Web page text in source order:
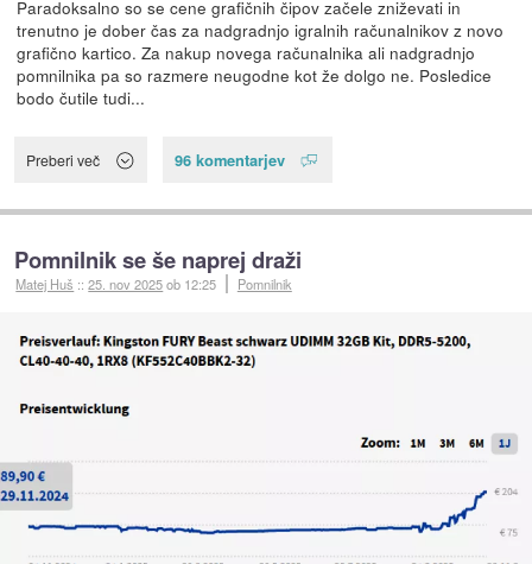
Paradoksalno so se cene grafičnih čipov začele zniževati in
trenutno je dober čas za nadgradnjo igralnih računalnikov z novo
grafično kartico. Za nakup novega računalnika ali nadgradnjo
pomnilnika pa so razmere neugodne kot že dolgo ne. Posledice
bodo čutile tudi...
Preberi več 96 komentarjev
Pomnilnik se še naprej draži
Matej Huš ::25. nov 2025ob 12:25 Pomnilnik